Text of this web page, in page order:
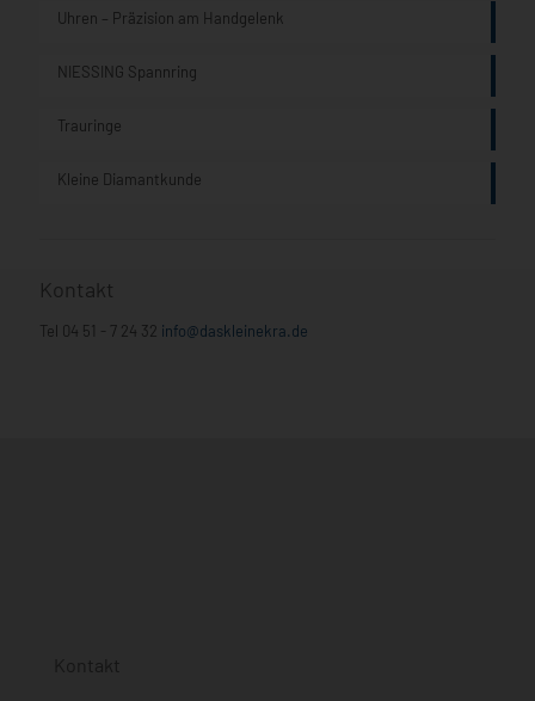
Uhren – Präzision am Handgelenk
NIESSING Spannring
Trauringe
Kleine Diamantkunde
Kontakt
Tel 04 51 - 7 24 32 info@daskleinekra.de